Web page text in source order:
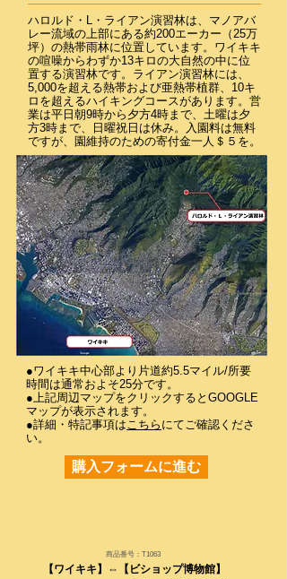
ハロルド・L・ライアン演習林は、マノアバ
レー流域の上部にある約200エーカー（25万
坪）の熱帯雨林に位置しています。ワイキキ
の喧噪からわずか13キロの大自然の中に位
置する演習林です。ライアン演習林には、
5,000を超える熱帯および亜熱帯植群、10キ
ロを超えるハイキングコースがあります。営
業は平日朝9時から夕方4時まで、土曜は夕
方3時まで、日曜祝日は休み。入園料は無料
ですが、園維持のための寄付金一人＄５を。
●ワイキキ中心部より片道約5.5マイル/所要
時間は通常およそ25分です。
●上記周辺マップをクリックするとGOOGLE
マップが表示されます。
●詳細・特記事項はこちら にてご確認くださ
い。
購入フォームに進む
商品番号：T1063
​【ワイキキ】⇔ 【ビショップ博物館】